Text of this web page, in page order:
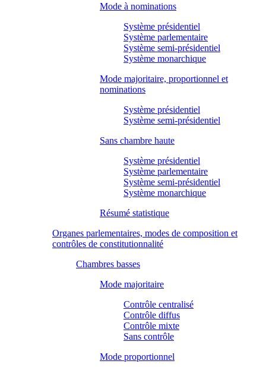
Mode à nominations
Système présidentiel
Système parlementaire
Système semi-présidentiel
Système monarchique
Mode majoritaire, proportionnel et
nominations
Système présidentiel
Système semi-présidentiel
Sans chambre haute
Système présidentiel
Système parlementaire
Système semi-présidentiel
Système monarchique
Résumé statistique
Organes parlementaires, modes de composition et
contrôles de constitutionnalité
Chambres basses
Mode majoritaire
Contrôle centralisé
Contrôle diffus
Contrôle mixte
Sans contrôle
Mode proportionnel